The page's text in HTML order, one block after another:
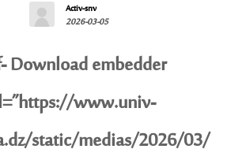
Activ-snv
2026-03-05
Download embedder
www.univ-
static/medias/2026/03/